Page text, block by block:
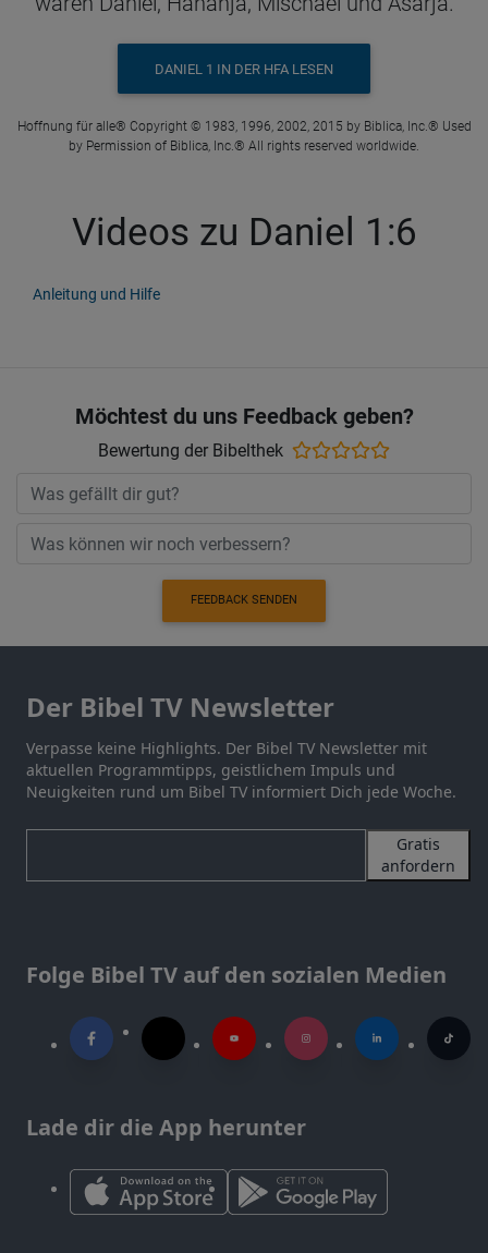
DANIEL 1 IN DER HFA LESEN
Hoffnung für alle® Copyright © 1983, 1996, 2002, 2015 by Biblica, Inc.® Used
by Permission of Biblica, Inc.® All rights reserved worldwide.
Videos zu Daniel 1:6
Anleitung und Hilfe
Möchtest du uns Feedback geben?
Bewertung der Bibelthek
FEEDBACK SENDEN
Der Bibel TV Newsletter
Verpasse keine Highlights. Der Bibel TV Newsletter mit
aktuellen Programmtipps, geistlichem Impuls und
Neuigkeiten rund um Bibel TV informiert Dich jede Woche.
Gratis
anfordern
Folge Bibel TV auf den sozialen Medien
Lade dir die App herunter